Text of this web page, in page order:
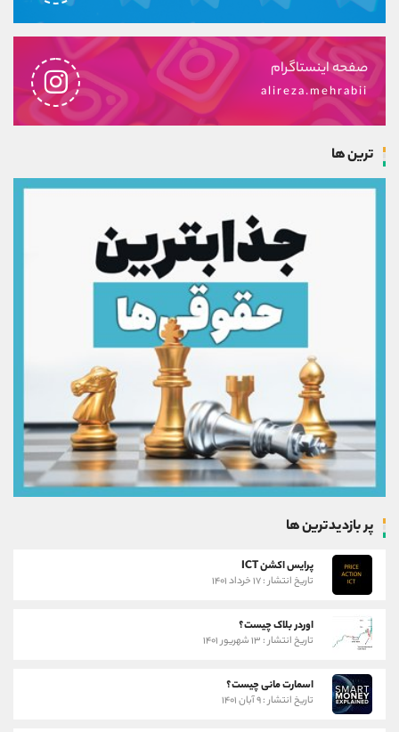
صفحه اینستاگرام
alireza.mehrabii
ترین ها
پر بازدیدترین ها
پرایس اکشن ICT
تاریخ انتشار : ۱۷ خرداد ۱۴۰۱
اوردر بلاک چیست؟
تاریخ انتشار : ۱۳ شهریور ۱۴۰۱
اسمارت مانی چیست؟
تاریخ انتشار : ۹ آبان ۱۴۰۱